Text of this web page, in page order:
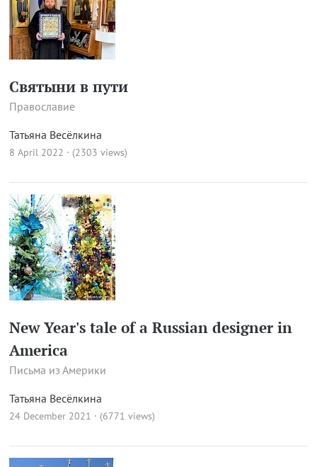
Святыни в пути
Православие
Татьяна Весёлкина
8 April 2022 · (2303 views)
New Year's tale of a Russian designer in
America
Письма из Америки
Татьяна Весёлкина
24 December 2021 · (6771 views)